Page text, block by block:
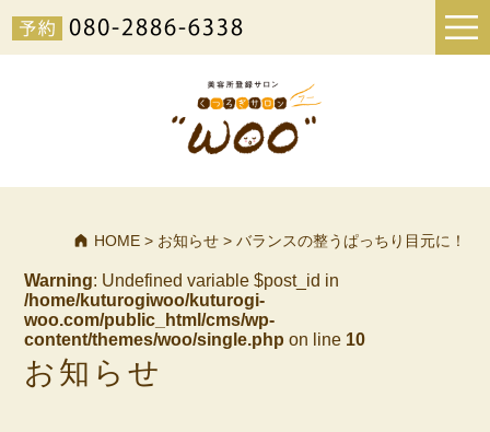
HOME> お知らせ> バランスの整うぱっちり目元に！
Warning: Undefined variable $post_id in
/home/kuturogiwoo/kuturogi-
woo.com/public_html/cms/wp-
content/themes/woo/single.php on line 10
お知らせ